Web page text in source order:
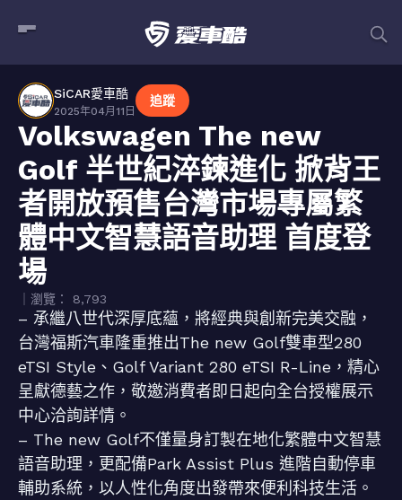
SiCAR愛車酷
2025年04月11日
追蹤
Volkswagen The new
Golf 半世紀淬鍊進化 掀背王
者開放預售台灣市場專屬繁
體中文智慧語音助理 首度登
場
｜瀏覽： 8,793
– 承繼八世代深厚底蘊，將經典與創新完美交融，
台灣福斯汽車隆重推出The new Golf雙車型280
eTSI Style、Golf Variant 280 eTSI R-Line，精心
呈獻德藝之作，敬邀消費者即日起向全台授權展示
中心洽詢詳情。
– The new Golf不僅量身訂製在地化繁體中文智慧
語音助理，更配備Park Assist Plus 進階自動停車
輔助系統，以人性化角度出發帶來便利科技生活。